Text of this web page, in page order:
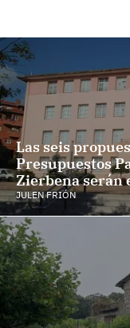
Las seis
Presupuestos
Zierbena serán
JULEN FRIÓN